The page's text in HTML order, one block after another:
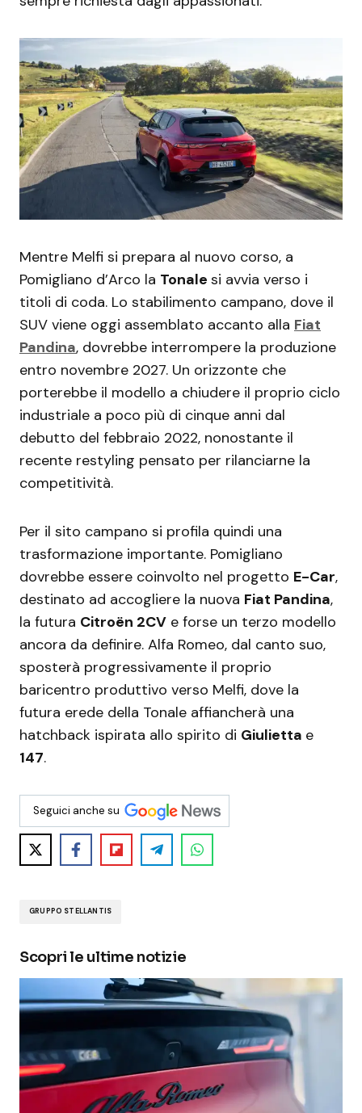
Mentre Melfi si prepara al nuovo corso, a
Pomigliano d’Arco la Tonale si avvia verso i
titoli di coda. Lo stabilimento campano, dove il
SUV viene oggi assemblato accanto alla Fiat
Pandina, dovrebbe interrompere la produzione
entro novembre 2027. Un orizzonte che
porterebbe il modello a chiudere il proprio ciclo
industriale a poco più di cinque anni dal
debutto del febbraio 2022, nonostante il
recente restyling pensato per rilanciarne la
competitività.
Per il sito campano si profila quindi una
trasformazione importante. Pomigliano
dovrebbe essere coinvolto nel progetto E-Car,
destinato ad accogliere la nuova Fiat Pandina,
la futura Citroën 2CV e forse un terzo modello
ancora da definire. Alfa Romeo, dal canto suo,
sposterà progressivamente il proprio
baricentro produttivo verso Melfi, dove la
futura erede della Tonale affiancherà una
hatchback ispirata allo spirito di Giulietta e
147.
Seguici anche su
GRUPPO STELLANTIS
Scopri le ultime notizie